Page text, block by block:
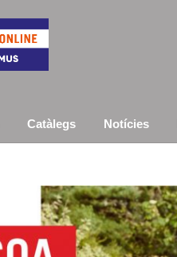
Catàlegs Notícies